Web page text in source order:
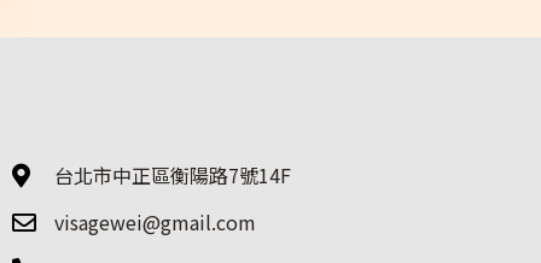
台北市中正區衡陽路7號14F
visagewei@gmail.com